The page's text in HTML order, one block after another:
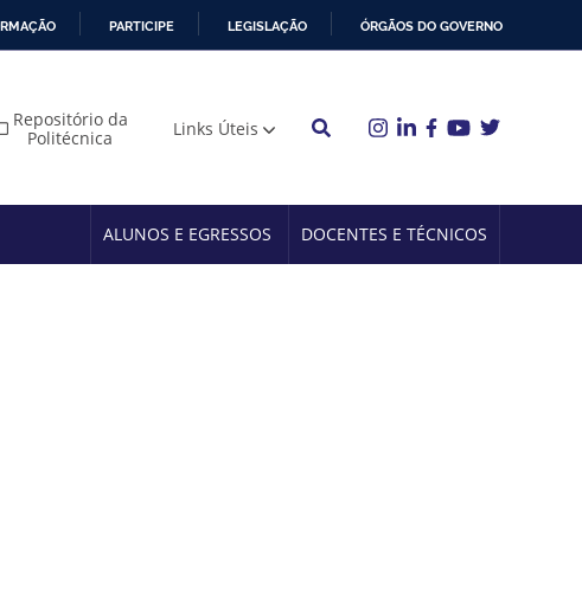
PARTICIPE LEGISLAÇÃO ÓRGÃOS DO GOVERNO
Repositório da
Politécnica
Links Úteis
ALUNOS E EGRESSOS DOCENTES E TÉCNICOS